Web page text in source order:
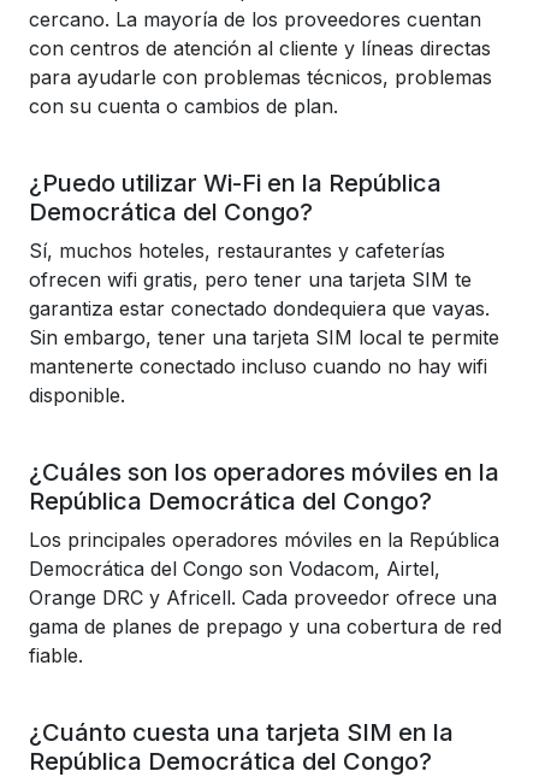
cercano. La mayoría de los proveedores cuentan
con centros de atención al cliente y líneas directas
para ayudarle con problemas técnicos, problemas
con su cuenta o cambios de plan.
¿Puedo utilizar Wi-Fi en la República
Democrática del Congo?
Sí, muchos hoteles, restaurantes y cafeterías
ofrecen wifi gratis, pero tener una tarjeta SIM te
garantiza estar conectado dondequiera que vayas.
Sin embargo, tener una tarjeta SIM local te permite
mantenerte conectado incluso cuando no hay wifi
disponible.
¿Cuáles son los operadores móviles en la
República Democrática del Congo?
Los principales operadores móviles en la República
Democrática del Congo son Vodacom, Airtel,
Orange DRC y Africell. Cada proveedor ofrece una
gama de planes de prepago y una cobertura de red
fiable.
¿Cuánto cuesta una tarjeta SIM en la
República Democrática del Congo?